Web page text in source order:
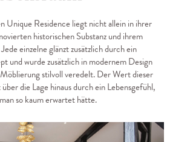
Unique Residence liegt nicht allein in ihrer
historischen Substanz und ihrem
einzelne glänzt zusätzlich durch ein
und wurde zusätzlich in modernem Design
stilvoll veredelt. Der Wert dieser
die Lage hinaus durch ein Lebensgefühl,
so kaum erwartet hätte.